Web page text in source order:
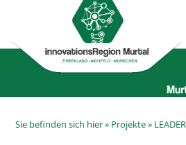
Sie befinden sich hier » Projekte»